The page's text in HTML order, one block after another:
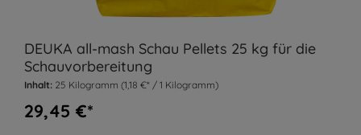
DEUKA all-mash Schau Pellets 25 kg für die
Schauvorbereitung
Inhalt: 25 Kilogramm (1,18 €* / 1 Kilogramm)
29,45 €*